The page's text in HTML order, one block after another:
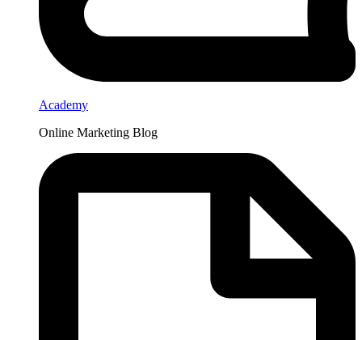
Academy
Online Marketing Blog